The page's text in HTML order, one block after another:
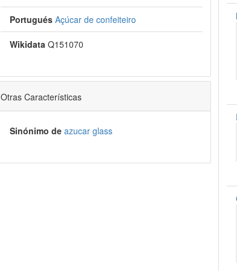
Portugués Açúcar de confeiteiro
Wikidata Q151070
Otras Características
Sinónimo de azucar glass